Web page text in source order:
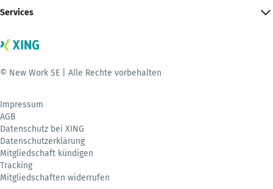
Services
© New Work SE | Alle Rechte vorbehalten
Impressum
AGB
Datenschutz bei XING
Datenschutzerklärung
Mitgliedschaft kündigen
Tracking
Mitgliedschaften widerrufen